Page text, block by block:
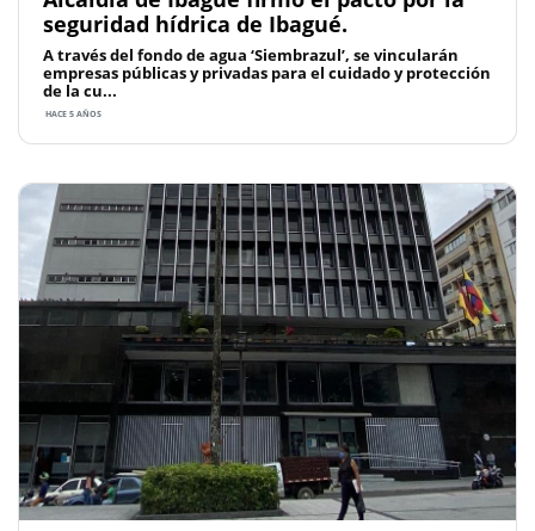
seguridad hídrica de Ibagué.
A través del fondo de agua ‘Siembrazul’, se vincularán
empresas públicas y privadas para el cuidado y protección
de la cu...
HACE 5 AÑOS